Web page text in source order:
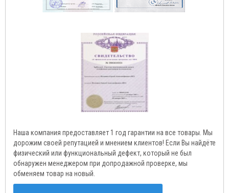
Наша компания предоставляет 1 год гарантии на все товары. Мы
дорожим своей репутацией и мнением клиентов! Если Вы найдёте
физический или функциональный дефект, который не был
обнаружен менеджером при допродажной проверке, мы
обменяем товар на новый.